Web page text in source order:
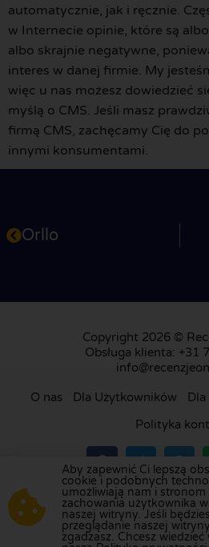
automatycznie, jak i ręcznie.
w Internecie opinie, które są
albo skrajnie negatywne,
interes w danej firmie. My
więc u nas możesz dowiedzieć
myślą o CMS. Jeśli masz
firmą CMS, zachęcamy Cię do
innymi konsumentami.
Orllo
Copyright 2026 ©
Obsługa klienta: +31
O nas Dla Użytkowników
Polityka
Odwiedź naszą platformę
Wielkiej Brytanii,Francji,
Hiszpanii,Włoszech,
Aby zapewnić Ci lepszą
cookie i podobnych
umożliwiają nam i stronom
zachowania użytkownika
naszej witryny. Jeśli
przeglądanie naszej
zgadzasz. Chcesz wiedzieć